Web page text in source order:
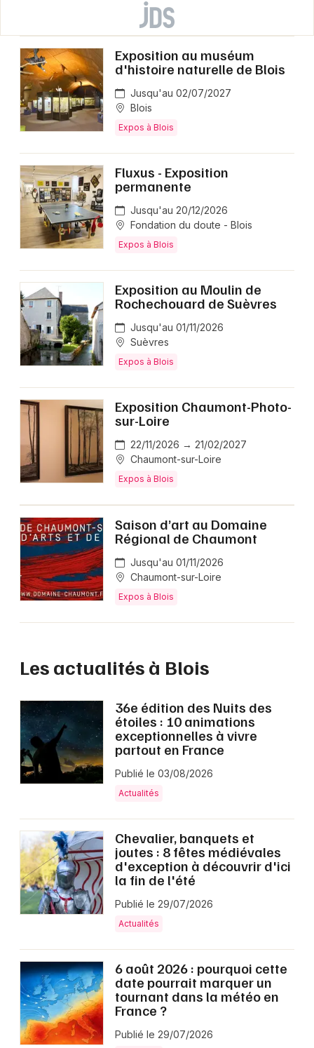
Exposition au muséum
d'histoire naturelle de Blois
Jusqu'au 02/07/2027
Blois
Expos à Blois
Fluxus - Exposition
permanente
Jusqu'au 20/12/2026
Fondation du doute - Blois
Expos à Blois
Exposition au Moulin de
Rochechouard de Suèvres
Jusqu'au 01/11/2026
Suèvres
Expos à Blois
Exposition Chaumont-Photo-
sur-Loire
22/11/2026 → 21/02/2027
Chaumont-sur-Loire
Expos à Blois
Saison d’art au Domaine
Régional de Chaumont
Jusqu'au 01/11/2026
Chaumont-sur-Loire
Expos à Blois
Les actualités à Blois
36e édition des Nuits des
étoiles : 10 animations
exceptionnelles à vivre
partout en France
Publié le 03/08/2026
Actualités
Chevalier, banquets et
joutes : 8 fêtes médiévales
d'exception à découvrir d'ici
la fin de l'été
Publié le 29/07/2026
Actualités
6 août 2026 : pourquoi cette
date pourrait marquer un
tournant dans la météo en
France ?
Publié le 29/07/2026